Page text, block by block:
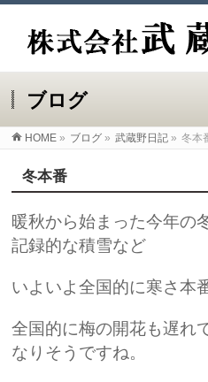
ブログ
HOME » ブログ » 武蔵野日記 » 冬本
冬本番
暖秋から始まった今年の
記録的な積雪など
いよいよ全国的に寒さ本
全国的に梅の開花も遅れ
なりそうですね。